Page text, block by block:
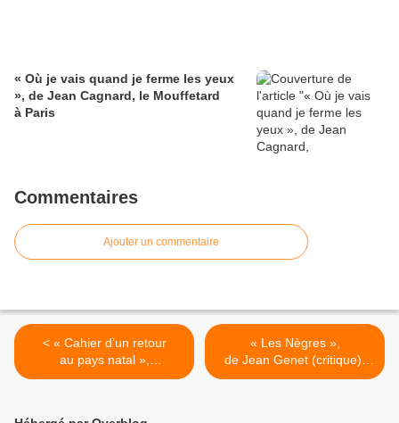
« Où je vais quand je ferme les yeux
», de Jean Cagnard, le Mouffetard
à Paris
Commentaires
Ajouter un commentaire
< « Cahier d’un retour
au pays natal »,
d’Aimé Césaire (critique),
« Les Nègres »,
de Jean Genet (critique),
Odéon à Paris >